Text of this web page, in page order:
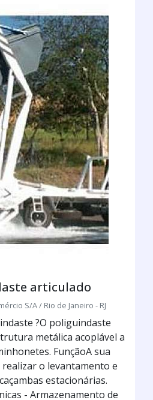
articulado
S/A / Rio de Janeiro - RJ
?O poliguindaste
metálica acoplável a
FunçãoA sua
o levantamento e
estacionárias.
- Armazenamento de